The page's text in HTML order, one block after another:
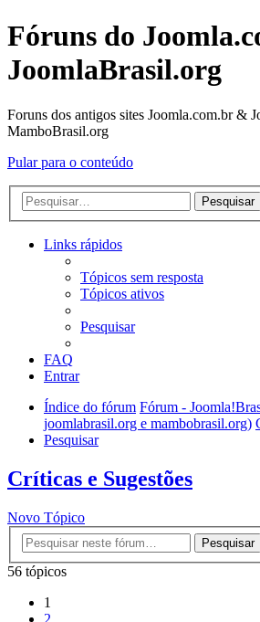
Fóruns do
JoomlaBrasil.org
Foruns dos antigos sites Joomla.com.br &
MamboBrasil.org
Pular para o conteúdo
Pesquisar
Links rápidos
Tópicos sem resposta
Tópicos ativos
Pesquisar
FAQ
Entrar
Índice do fórum Fórum -
joomlabrasil.org e mambobrasil.org)
Pesquisar
Críticas e Sugestões
Novo Tópico
Pesquisar
56 tópicos
1
2